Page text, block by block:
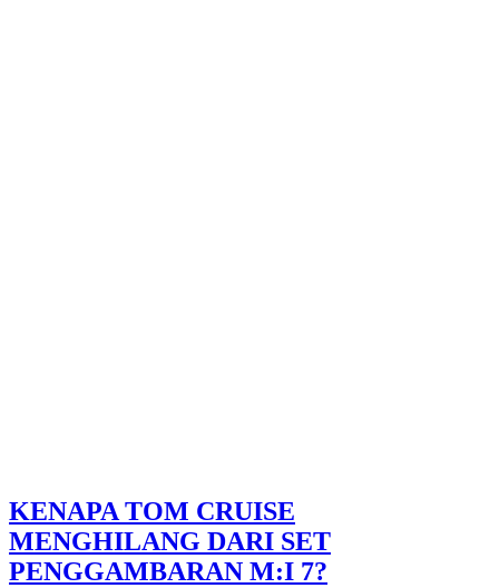
KENAPA TOM CRUISE
MENGHILANG DARI SET
PENGGAMBARAN M:I 7?